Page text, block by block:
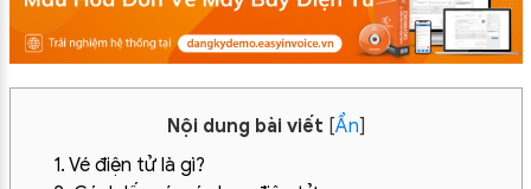
Nội dung bài viết [Ẩn]
1. Vé điện tử là gì?